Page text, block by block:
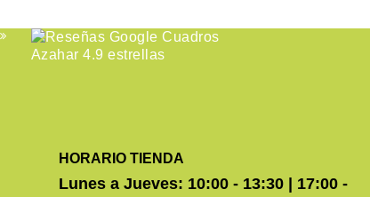
HORARIO TIENDA
Lunes a Jueves: 10:00 - 13:30 | 17:00 -